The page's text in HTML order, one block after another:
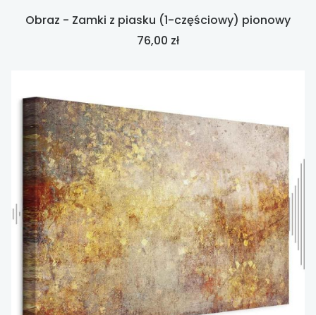
Obraz - Zamki z piasku (1-częściowy) pionowy
Cena
76,00 zł